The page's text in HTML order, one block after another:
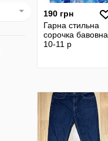
190 грн
Гарна стильна
сорочка бавовна
10-11 р